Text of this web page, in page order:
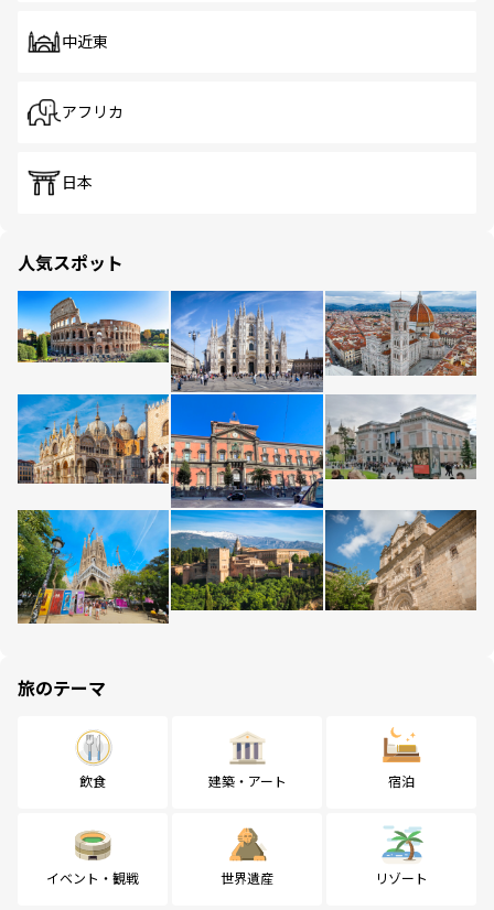
中近東
アフリカ
日本
人気スポット
旅のテーマ
飲食 建築・アート 宿泊
イベント・観戦 世界遺産 リゾート